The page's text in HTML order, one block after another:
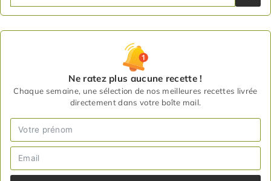
Ne ratez plus aucune recette !
Chaque semaine, une sélection de nos meilleures recettes livrée
directement dans votre boîte mail.